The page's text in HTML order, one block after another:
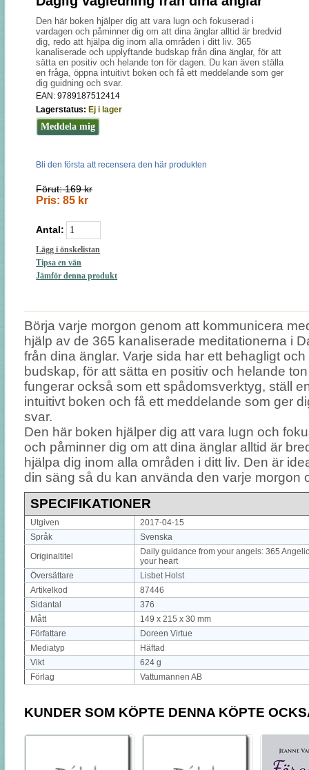
Den här boken hjälper dig att vara lugn och fokuserad i
vardagen och påminner dig om att dina änglar alltid är bredvid
dig, redo att hjälpa dig inom alla områden i ditt liv. 365
kanaliserade och upplyftande budskap från dina änglar, för att
sätta en positiv och helande ton för dagen. Du kan även ställa
en fråga, öppna intuitivt boken och få ett meddelande som ger
dig guidning och svar.
EAN:9789187512414
Lagerstatus: Ej i lager
Bli den första att recensera den här produkten
Förut: 169 kr
Pris: 85 kr
Antal:
Börja varje morgon genom att kommunicera
hjälp av de 365 kanaliserade meditationerna i
från dina änglar. Varje sida har ett behagligt
budskap, för att sätta en positiv och helande
fungerar också som ett spådomsverktyg, ställ
intuitivt boken och få ett meddelande som ger
svar.
Den här boken hjälper dig att vara lugn och
och påminner dig om att dina änglar alltid är
hjälpa dig inom alla områden i ditt liv. Den är
din säng så du kan använda den varje morgon
SPECIFIKATIONER
Utgiven
2017-04-15
Språk
Svenska
Originaltitel
Daily guidance from your angels: 365
your heart
Översättare
Lisbet Holst
Artikelkod
87446
Sidantal
376
Mått
149 x 215 x 30 mm
Författare
Doreen Virtue
Mediatyp
Häftad
Vikt
624 g
Förlag
Vattumannen AB
KUNDER SOM KÖPTE DENNA KÖPTE